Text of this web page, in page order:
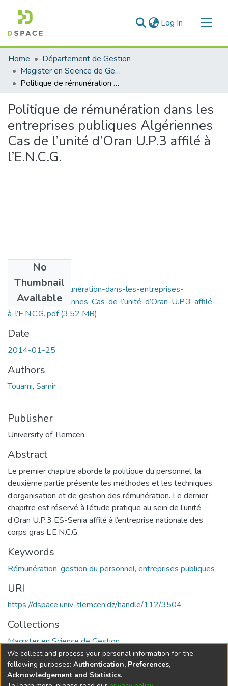
Log In (current)
Communities & Collections
All of DSpace
Statistics
Home
Département de Gestion
Magister en Science de Gestion
Politique de rémunération dans les entreprises publiques Algériennes Cas de l’unité d’Oran U.P.3 affilé à l’E.N.C.G.
Politique de rémunération dans les
entreprises publiques Algériennes
Cas de l’unité d’Oran U.P.3 affilé à
l’E.N.C.G.
No
Thumbnail
Available
Politique-de-rémunération-dans-les-entreprises-
publiques-Algériennes-Cas-de-l’unité-d’Oran-U.P.3-affilé-
à-l’E.N.C.G..pdf(3.52 MB)
Date
2014-01-25
Authors
Touami, Samir
Publisher
University of Tlemcen
Abstract
Le premier chapitre aborde la politique du personnel, la
deuxième partie présente les méthodes et les techniques
d’organisation et de gestion des rémunération. Le dernier
chapitre est réservé à l’étude pratique au sein de l’unité
d’Oran U.P.3 ES-Senia affilé à l’entreprise nationale des
corps gras L’E.N.C.G.
Keywords
Rémunération, gestion du personnel, entreprises publiques
URI
https://dspace.univ-tlemcen.dz/handle/112/3504
Collections
Magister en Science de Gestion
Full item page
We collect and process your personal information for the
following purposes: Authentication, Preferences,
Acknowledgement and Statistics.